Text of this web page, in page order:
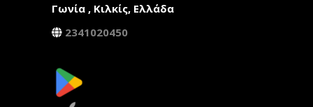
Γωνία , Κιλκίς, Ελλάδα
2341020450